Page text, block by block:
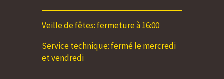
Veille de fêtes: fermeture à 16:00
Service technique: fermé le mercredi
et vendredi